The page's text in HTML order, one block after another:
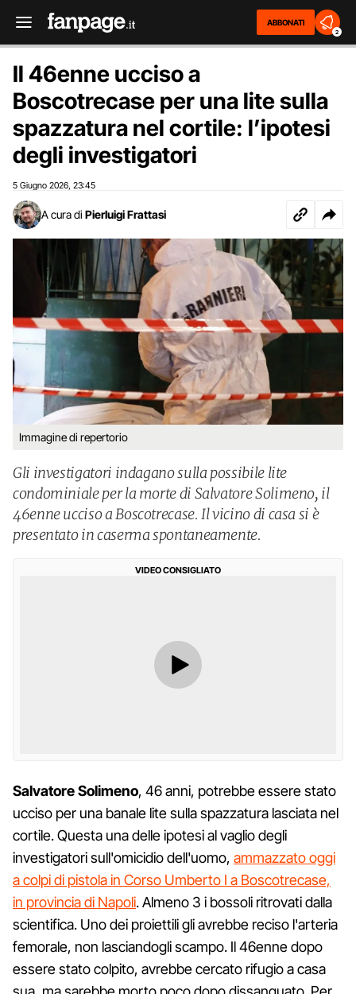
ABBONATI
2
Il 46enne ucciso a
Boscotrecase per una lite sulla
spazzatura nel cortile: l’ipotesi
degli investigatori
5 Giugno 2026 23:45
A cura di Pierluigi Frattasi
Immagine di repertorio
Gli investigatori indagano sulla possibile lite
condominiale per la morte di Salvatore Solimeno, il
46enne ucciso a Boscotrecase. Il vicino di casa si è
presentato in caserma spontaneamente.
VIDEO CONSIGLIATO
Salvatore Solimeno, 46 anni, potrebbe essere stato
ucciso per una banale lite sulla spazzatura lasciata nel
cortile. Questa una delle ipotesi al vaglio degli
investigatori sull'omicidio dell'uomo, ammazzato oggi
a colpi di pistola in Corso Umberto I a Boscotrecase,
in provincia di Napoli. Almeno 3 i bossoli ritrovati dalla
scientifica. Uno dei proiettili gli avrebbe reciso l'arteria
femorale, non lasciandogli scampo. Il 46enne dopo
essere stato colpito, avrebbe cercato rifugio a casa